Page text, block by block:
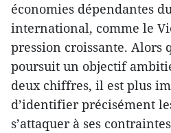
économies dépendantes
international, comme le
pression croissante. Alors
poursuit un objectif
deux chiffres, il est plus
d’identifier précisément
s’attaquer à ses